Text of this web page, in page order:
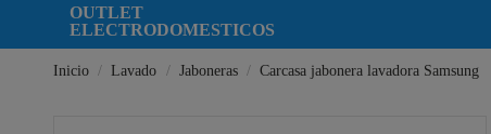
OUTLET
ELECTRODOMESTICOS
Inicio Lavado Jaboneras Carcasa jabonera lavadora Samsung